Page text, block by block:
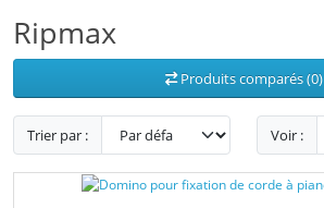
Ripmax
Produits comparés (0)
Trier par : Voir :